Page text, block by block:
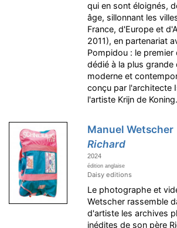
qui en sont éloignés,
âge, sillonnant les
France, d'Europe et
2011), en partenariat
Pompidou : le
dédié à la plus
moderne et
conçu par l'architecte
l'artiste Krijn de Koning.
Manuel Wetscher
Richard
2024
édition anglaise
Daisy editions
Le photographe et
Wetscher rassemble
d'artiste les archives
inédites de son père